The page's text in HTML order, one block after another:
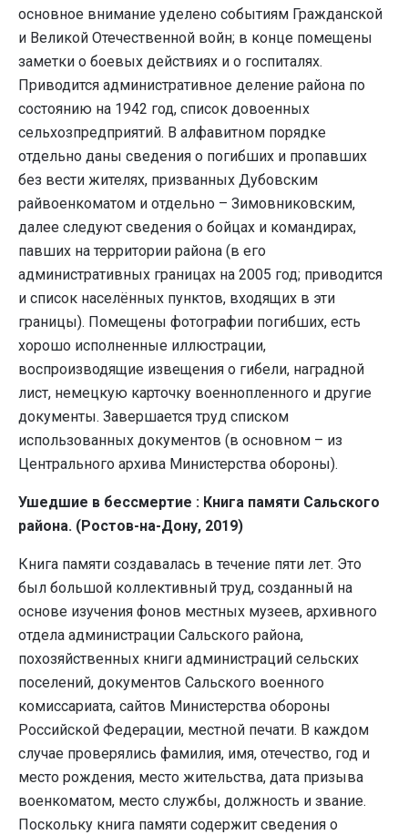
основное внимание уделено событиям Гражданской
и Великой Отечественной войн; в конце помещены
заметки о боевых действиях и о госпиталях.
Приводится административное деление района по
состоянию на 1942 год, список довоенных
сельхозпредприятий. В алфавитном порядке
отдельно даны сведения о погибших и пропавших
без вести жителях, призванных Дубовским
райвоенкоматом и отдельно – Зимовниковским,
далее следуют сведения о бойцах и командирах,
павших на территории района (в его
административных границах на 2005 год; приводится
и список населённых пунктов, входящих в эти
границы). Помещены фотографии погибших, есть
хорошо исполненные иллюстрации,
воспроизводящие извещения о гибели, наградной
лист, немецкую карточку военнопленного и другие
документы. Завершается труд списком
использованных документов (в основном – из
Центрального архива Министерства обороны).
Ушедшие в бессмертие : Книга памяти Сальского
района. (Ростов-на-Дону, 2019)
Книга памяти создавалась в течение пяти лет. Это
был большой коллективный труд, созданный на
основе изучения фонов местных музеев, архивного
отдела администрации Сальского района,
похозяйственных книги администраций сельских
поселений, документов Сальского военного
комиссариата, сайтов Министерства обороны
Российской Федерации, местной печати. В каждом
случае проверялись фамилия, имя, отечество, год и
место рождения, место жительства, дата призыва
военкоматом, место службы, должность и звание.
Поскольку книга памяти содержит сведения о